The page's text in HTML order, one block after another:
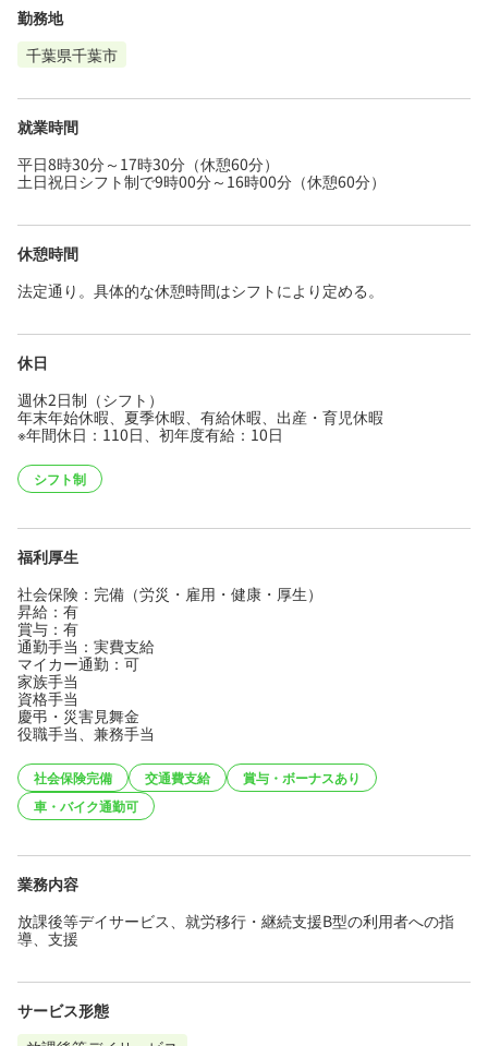
勤務地
千葉県千葉市
就業時間
平日8時30分～17時30分（休憩60分）
土日祝日シフト制で9時00分～16時00分（休憩60分）
休憩時間
法定通り。具体的な休憩時間はシフトにより定める。
休日
週休2日制（シフト）
年末年始休暇、夏季休暇、有給休暇、出産・育児休暇
※年間休日：110日、初年度有給：10日
シフト制
福利厚生
社会保険：完備（労災・雇用・健康・厚生）
昇給：有
賞与：有
通勤手当：実費支給
マイカー通勤：可
家族手当
資格手当
慶弔・災害見舞金
役職手当、兼務手当
社会保険完備 交通費支給
賞与・ボーナスあり
車・バイク通勤可
業務内容
放課後等デイサービス、就労移行・継続支援B型の利用者への指
導、支援
サービス形態